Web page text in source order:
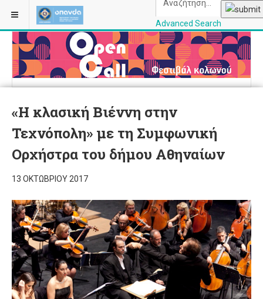
Advanced Search
«Η κλασική Βιέννη στην
Τεχνόπολη» με τη Συμφωνική
Ορχήστρα του δήμου Αθηναίων
13 ΟΚΤΩΒΡΊΟΥ 2017